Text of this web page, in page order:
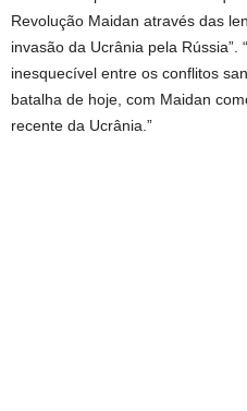
Revolução Maidan através das
invasão da Ucrânia pela Rússia”.
inesquecível entre os conflitos
batalha de hoje, com Maidan
recente da Ucrânia.”